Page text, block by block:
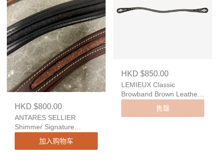
HKD $800.00
ANTARES SELLIER
Shimmer Signature
Browband
加入购物车
HKD $850.00
LEMIEUX Classic
Browband Brown Leather
售罄